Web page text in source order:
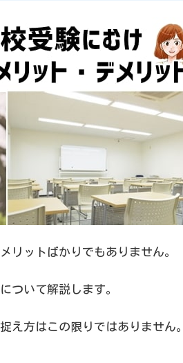
リットばかりでもありません。
ついて解説します。
え方はこの限りではありません。